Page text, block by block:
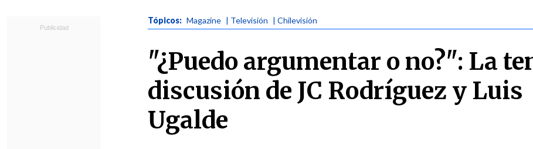
Tópicos: Magazine | Televisión | Chilevisión
"¿Puedo argumentar o no?": La
discusión de JC Rodríguez y Luis
Ugalde